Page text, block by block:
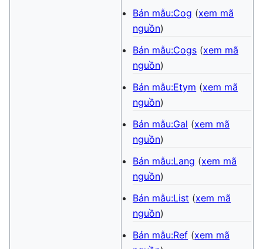
Bản mẫu:Cog (xem mã
nguồn)
Bản mẫu:Cogs (xem mã
nguồn)
Bản mẫu:Etym (xem mã
nguồn)
Bản mẫu:Gal (xem mã
nguồn)
Bản mẫu:Lang (xem mã
nguồn)
Bản mẫu:List (xem mã
nguồn)
Bản mẫu:Ref (xem mã